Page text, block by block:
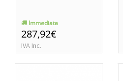
Immediata
287,92€
IVA Inc.